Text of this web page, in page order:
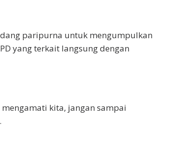
paripurna untuk mengumpulkan
yang terkait langsung dengan
kita, jangan sampai